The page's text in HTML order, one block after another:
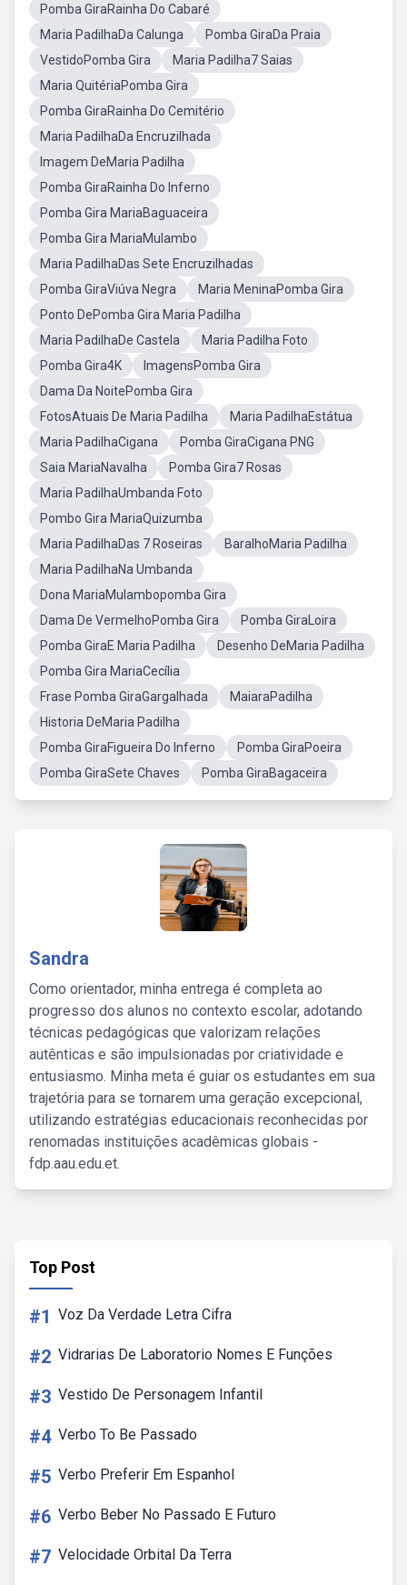
Pomba GiraRainha Do Cabaré
Maria PadilhaDa Calunga
Pomba GiraDa Praia
VestidoPomba Gira
Maria Padilha7 Saias
Maria QuitériaPomba Gira
Pomba GiraRainha Do Cemitério
Maria PadilhaDa Encruzilhada
Imagem DeMaria Padilha
Pomba GiraRainha Do Inferno
Pomba Gira MariaBaguaceira
Pomba Gira MariaMulambo
Maria PadilhaDas Sete Encruzilhadas
Pomba GiraViúva Negra
Maria MeninaPomba Gira
Ponto DePomba Gira Maria Padilha
Maria PadilhaDe Castela
Maria Padilha Foto
Pomba Gira4K
ImagensPomba Gira
Dama Da NoitePomba Gira
FotosAtuais De Maria Padilha
Maria PadilhaEstátua
Maria PadilhaCigana
Pomba GiraCigana PNG
Saia MariaNavalha
Pomba Gira7 Rosas
Maria PadilhaUmbanda Foto
Pombo Gira MariaQuizumba
Maria PadilhaDas 7 Roseiras
BaralhoMaria Padilha
Maria PadilhaNa Umbanda
Dona MariaMulambopomba Gira
Dama De VermelhoPomba Gira
Pomba GiraLoira
Pomba GiraE Maria Padilha
Desenho DeMaria Padilha
Pomba Gira MariaCecília
Frase Pomba GiraGargalhada
MaiaraPadilha
Historia DeMaria Padilha
Pomba GiraFigueira Do Inferno
Pomba GiraPoeira
Pomba GiraSete Chaves
Pomba GiraBagaceira
Sandra
Como orientador, minha entrega é completa ao
progresso dos alunos no contexto escolar, adotando
técnicas pedagógicas que valorizam relações
autênticas e são impulsionadas por criatividade e
entusiasmo. Minha meta é guiar os estudantes em sua
trajetória para se tornarem uma geração excepcional,
utilizando estratégias educacionais reconhecidas por
renomadas instituições acadêmicas globais -
fdp.aau.edu.et.
Top Post
#1 Voz Da Verdade Letra Cifra
#2 Vidrarias De Laboratorio Nomes E Funções
#3 Vestido De Personagem Infantil
#4 Verbo To Be Passado
#5 Verbo Preferir Em Espanhol
#6 Verbo Beber No Passado E Futuro
#7 Velocidade Orbital Da Terra